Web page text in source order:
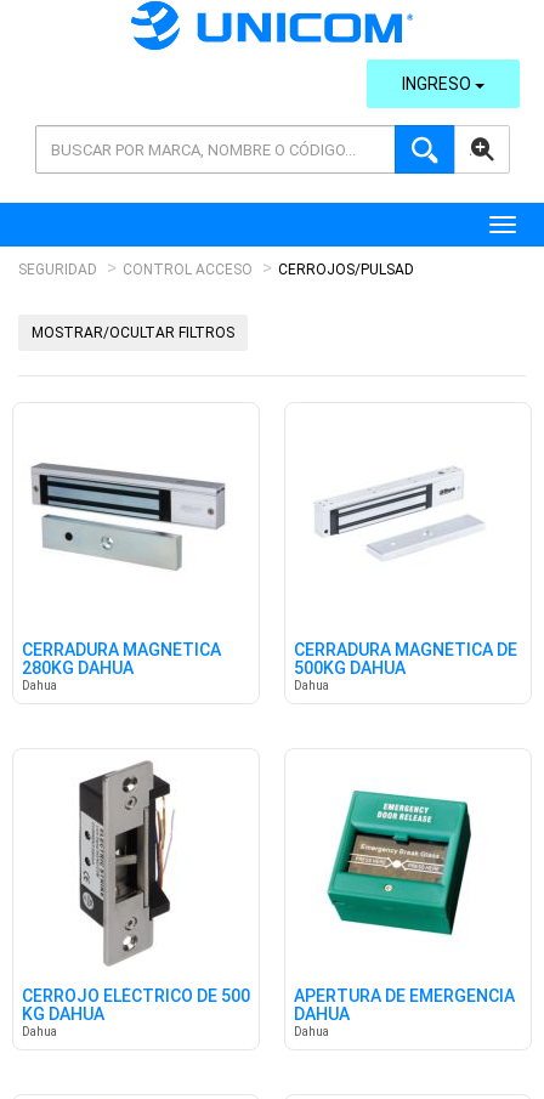
AVANZADA
INGRESO
SEGURIDAD CONTROL ACCESO CERROJOS/PULSAD
MOSTRAR/OCULTAR FILTROS
CERRADURA MAGNÉTICA
280KG DAHUA
Dahua
CERRADURA MAGNÉTICA DE
500KG DAHUA
Dahua
CERROJO ELÉCTRICO DE 500
KG DAHUA
Dahua
APERTURA DE EMERGENCIA
DAHUA
Dahua